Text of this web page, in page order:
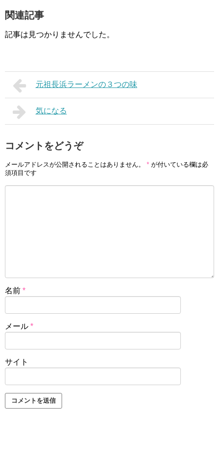
関連記事
記事は見つかりませんでした。
元祖長浜ラーメンの３つの味
気になる
コメントをどうぞ
メールアドレスが公開されることはありません。 * が付いている欄は必
須項目です
名前 *
メール *
サイト